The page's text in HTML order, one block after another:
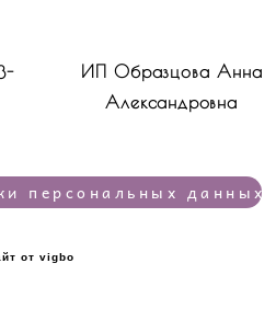
ИП Образцова Анна
Александровна
персональных данных
от vigbo